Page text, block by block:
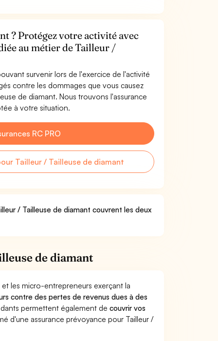
? Protégez votre activité avec
au métier de Tailleur /
survenir lors de l'exercice de l'activité
contre les dommages que vous causez
de diamant. Nous trouvons l'assurance
à votre situation.
RC PRO
Tailleur / Tailleuse de diamant
/ Tailleuse de diamant couvrent les deux
de diamant
les micro-entrepreneurs exerçant la
contre des pertes de revenus dues à des
permettent également decouvrir vos
d'une assurance prévoyance pour Tailleur /